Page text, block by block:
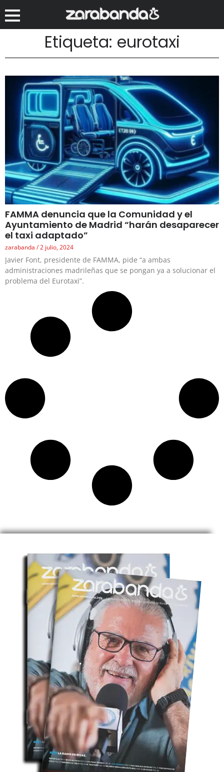
Etiqueta: eurotaxi
FAMMA denuncia que la Comunidad y el
Ayuntamiento de Madrid “harán desaparecer
el taxi adaptado”
zarabanda 2 julio, 2024
Javier Font, presidente de FAMMA, pide “a ambas
administraciones madrileñas que se pongan ya a solucionar el
problema del Eurotaxi”.